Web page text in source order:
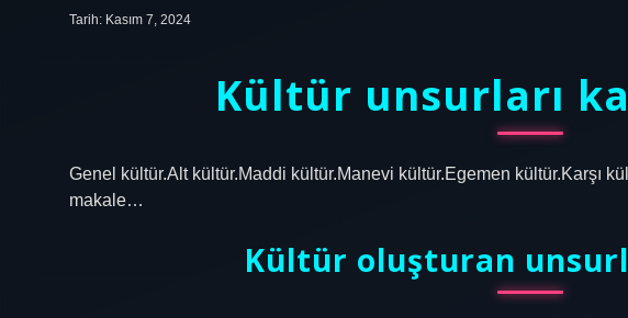
Tarih: Kasım 7, 2024
Kültür unsurları
Genel kültür.Alt kültür.Maddi kültür.Manevi kültür.Egemen kültür.Karşı
makale…
Kültür oluşturan